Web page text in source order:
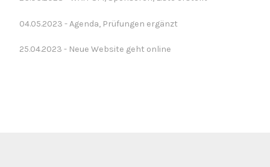
04.05.2023 - Agenda, Prüfungen ergänzt
25.04.2023 - Neue Website geht online